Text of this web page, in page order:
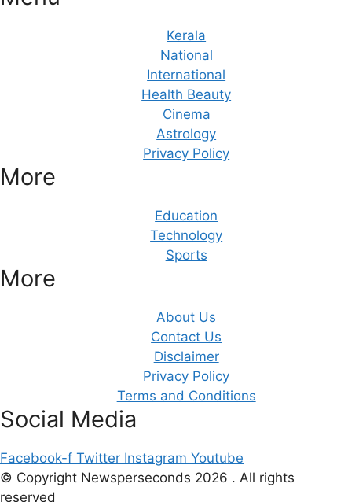
Kerala
National
International
Health Beauty
Cinema
Astrology
Privacy Policy
More
Education
Technology
Sports
More
About Us
Contact Us
Disclaimer
Privacy Policy
Terms and Conditions
Social Media
Facebook-f Twitter Instagram Youtube
© Copyright Newsperseconds 2026 . All rights
reserved